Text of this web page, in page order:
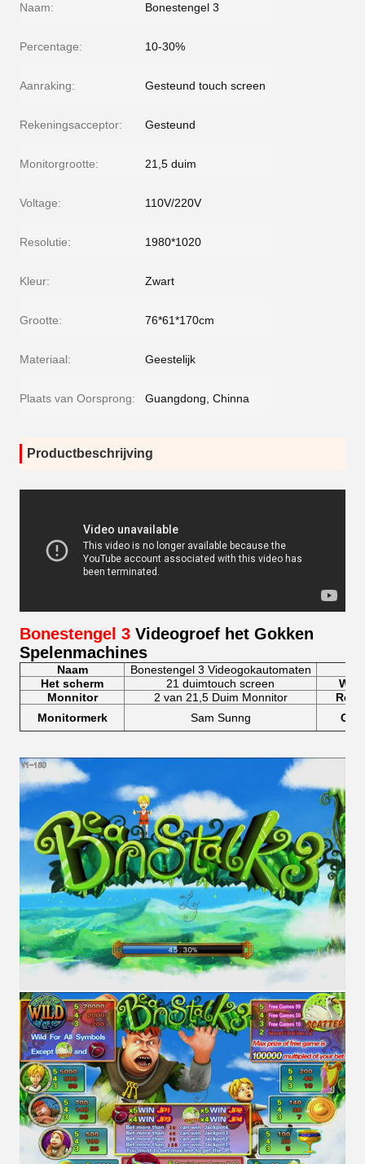
Naam: Bonestengel 3
Percentage: 10-30%
Aanraking: Gesteund touch screen
Rekeningsacceptor: Gesteund
Monitorgrootte: 21,5 duim
Voltage: 110V/220V
Resolutie: 1980*1020
Kleur: Zwart
Grootte: 76*61*170cm
Materiaal: Geestelijk
Plaats van Oorsprong: Guangdong, Chinna
Productbeschrijving
Bonestengel 3 Videogroef het Gokken
Spelenmachines
Naam Bonestengel 3 Videogokautomaten
Het scherm
21 duimtouch screen
Monnitor
2 van 21,5 Duim Monnitor
Monitormerk
Sam Sunng